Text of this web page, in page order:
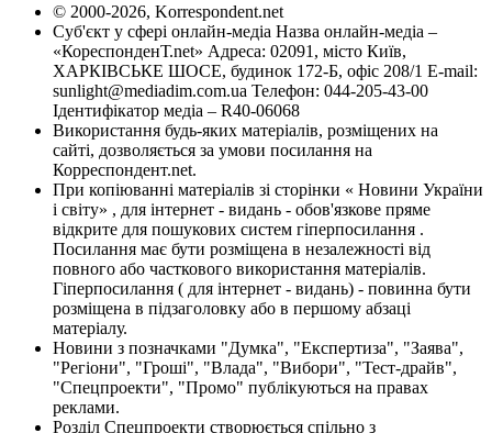
© 2000-2026, Korrespondent.net
Суб'єкт у сфері онлайн-медіа Назва онлайн-медіа –
«КореспонденТ.net» Адреса: 02091, місто Київ,
ХАРКІВСЬКЕ ШОСЕ, будинок 172-Б, офіс 208/1 E-mail:
sunlight@mediadim.com.ua Телефон: 044-205-43-00
Ідентифікатор медіа – R40-06068
Використання будь-яких матеріалів, розміщених на
сайті, дозволяється за умови посилання на
Корреспондент.net.
При копіюванні матеріалів зі сторінки « Новини України
і світу» , для інтернет - видань - обов'язкове пряме
відкрите для пошукових систем гіперпосилання .
Посилання має бути розміщена в незалежності від
повного або часткового використання матеріалів.
Гіперпосилання ( для інтернет - видань) - повинна бути
розміщена в підзаголовку або в першому абзаці
матеріалу.
Новини з позначками "Думка", "Експертиза", "Заява",
"Регіони", "Гроші", "Влада", "Вибори", "Тест-драйв",
"Спецпроекти", "Промо" публікуються на правах
реклами.
Розділ Спецпроекти створюється спільно з